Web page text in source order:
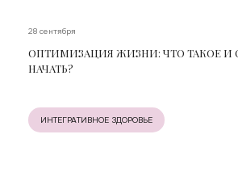
28 сентября
ОПТИМИЗАЦИЯ ЖИЗНИ: ЧТО ТАКОЕ И
НАЧАТЬ?
ИНТЕГРАТИВНОЕ ЗДОРОВЬЕ